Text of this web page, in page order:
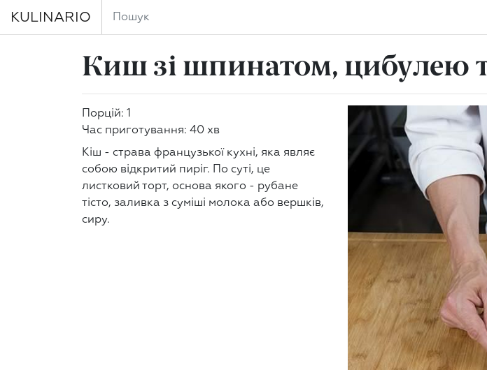
KULINARIO
Киш зі шпинатом, цибулею
Порцій: 1
Час приготування: 40 хв
Кіш - страва французької кухні, яка являє
собою відкритий пиріг. По суті, це
листковий торт, основа якого - рубане
тісто, заливка з суміші молока або вершків,
сиру.